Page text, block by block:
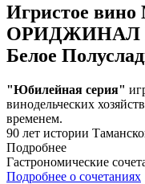
Игристое
ОРИДЖИНАЛ
Белое
"Юбилейная серия"
винодельческих
временем.
90 лет истории
Подробнее
Гастрономические
Подробнее о сочетаниях